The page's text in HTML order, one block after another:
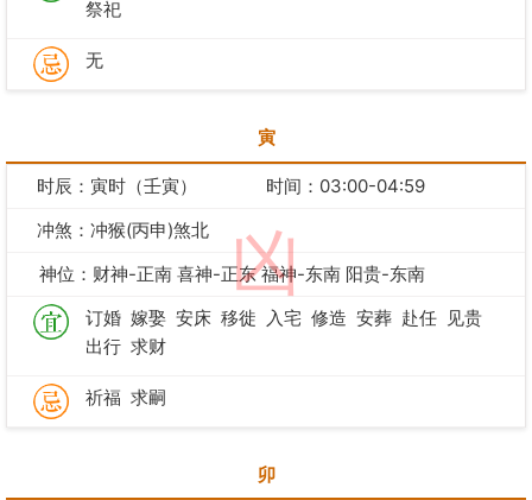
祭祀
无
寅
凶
时辰：寅时（壬寅）
时间：03:00-04:59
冲煞：冲猴(丙申)煞北
神位：财神-正南 喜神-正东 福神-东南 阳贵-东南
订婚 嫁娶 安床 移徙 入宅 修造 安葬 赴任 见贵
出行 求财
祈福 求嗣
卯